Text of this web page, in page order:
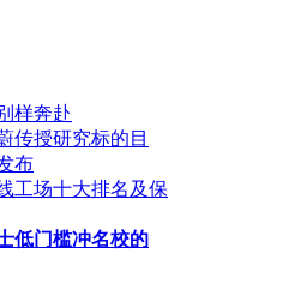
样奔赴
传授研究标的目
布
工场十大排名及保
低门槛冲名校的